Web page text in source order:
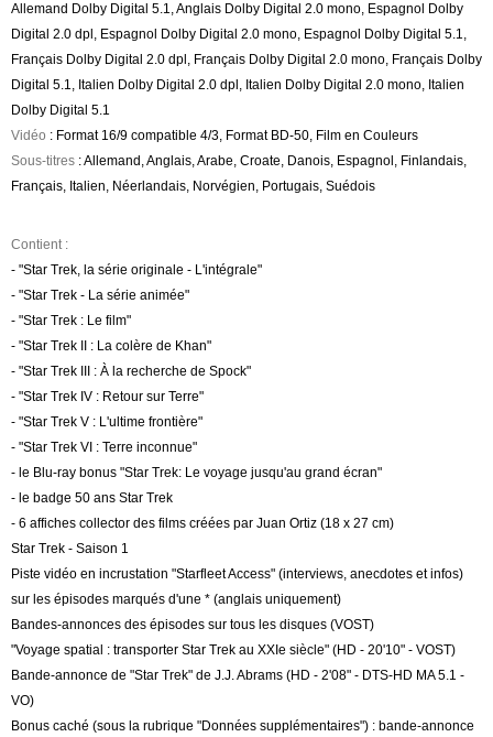
Allemand Dolby Digital 5.1, Anglais Dolby Digital 2.0 mono, Espagnol Dolby
Digital 2.0 dpl, Espagnol Dolby Digital 2.0 mono, Espagnol Dolby Digital 5.1,
Français Dolby Digital 2.0 dpl, Français Dolby Digital 2.0 mono, Français Dolby
Digital 5.1, Italien Dolby Digital 2.0 dpl, Italien Dolby Digital 2.0 mono, Italien
Dolby Digital 5.1
Vidéo : Format 16/9 compatible 4/3, Format BD-50, Film en Couleurs
Sous-titres : Allemand, Anglais, Arabe, Croate, Danois, Espagnol, Finlandais,
Français, Italien, Néerlandais, Norvégien, Portugais, Suédois
Contient :
- "Star Trek, la série originale - L'intégrale"
- "Star Trek - La série animée"
- "Star Trek : Le film"
- "Star Trek II : La colère de Khan"
- "Star Trek III : À la recherche de Spock"
- "Star Trek IV : Retour sur Terre"
- "Star Trek V : L'ultime frontière"
- "Star Trek VI : Terre inconnue"
- le Blu-ray bonus "Star Trek: Le voyage jusqu'au grand écran"
- le badge 50 ans Star Trek
- 6 affiches collector des films créées par Juan Ortiz (18 x 27 cm)
Star Trek - Saison 1
Piste vidéo en incrustation "Starfleet Access" (interviews, anecdotes et infos)
sur les épisodes marqués d'une * (anglais uniquement)
Bandes-annonces des épisodes sur tous les disques (VOST)
"Voyage spatial : transporter Star Trek au XXIe siècle" (HD - 20'10" - VOST)
Bande-annonce de "Star Trek" de J.J. Abrams (HD - 2'08" - DTS-HD MA 5.1 -
VO)
Bonus caché (sous la rubrique "Données supplémentaires") : bande-annonce